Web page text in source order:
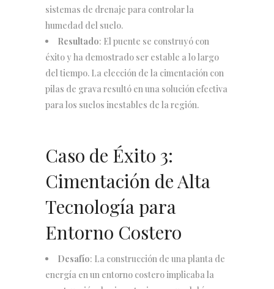
sistemas de drenaje para controlar la
humedad del suelo.
Resultado: El puente se construyó con
éxito y ha demostrado ser estable a lo largo
del tiempo. La elección de la cimentación con
pilas de grava resultó en una solución efectiva
para los suelos inestables de la región.
Caso de Éxito 3:
Cimentación de Alta
Tecnología para
Entorno Costero
Desafío: La construcción de una planta de
energía en un entorno costero implicaba la